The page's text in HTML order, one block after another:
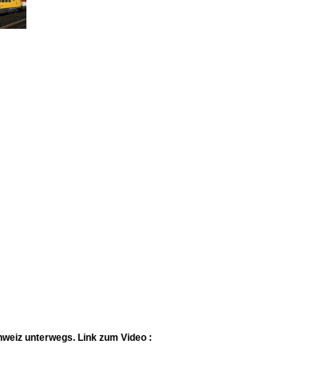
unterwegs. Link zum Video :